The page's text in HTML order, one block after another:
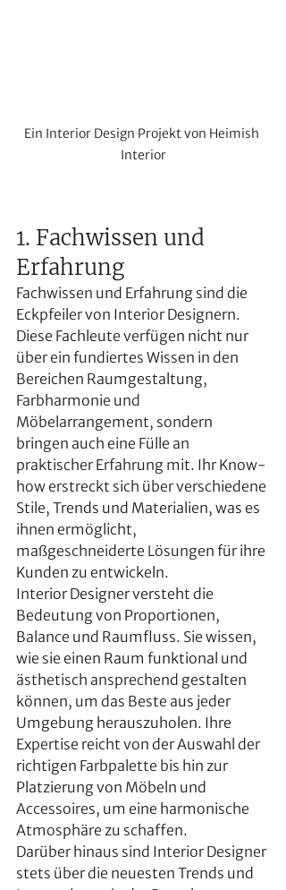
Ein Interior Design Projekt von Heimish
Interior
1. Fachwissen und
Erfahrung
Fachwissen und Erfahrung sind die
Eckpfeiler von Interior Designern.
Diese Fachleute verfügen nicht nur
über ein fundiertes Wissen in den
Bereichen Raumgestaltung,
Farbharmonie und
Möbelarrangement, sondern
bringen auch eine Fülle an
praktischer Erfahrung mit. Ihr Know-
how erstreckt sich über verschiedene
Stile, Trends und Materialien, was es
ihnen ermöglicht,
maßgeschneiderte Lösungen für ihre
Kunden zu entwickeln.
Interior Designer versteht die
Bedeutung von Proportionen,
Balance und Raumfluss. Sie wissen,
wie sie einen Raum funktional und
ästhetisch ansprechend gestalten
können, um das Beste aus jeder
Umgebung herauszuholen. Ihre
Expertise reicht von der Auswahl der
richtigen Farbpalette bis hin zur
Platzierung von Möbeln und
Accessoires, um eine harmonische
Atmosphäre zu schaffen.
Darüber hinaus sind Interior Designer
stets über die neuesten Trends und